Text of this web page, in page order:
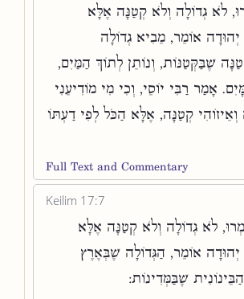
לֹא גְדוֹלָה וְלֹא קְטַנָּה אֶלָּא
יְהוּדָה אוֹמֵר, מֵבִיא גְדוֹלָה
שֶׁבַּקְּטַנּוֹת, וְנוֹתֵן לְתוֹךְ הַמַּיִם,
אָמַר רַבִּי יוֹסֵי, וְכִי מִי מוֹדִיעֵנִי
וְאֵיזוֹהִי קְטַנָּה, אֶלָּא הַכֹּל לְפִי דַעְתּוֹ
Full Text and Commentary
Keilim 17:7
לֹא גְדוֹלָה וְלֹא קְטַנָּה אֶלָּא
יְהוּדָה אוֹמֵר, הַגְּדוֹלָה שֶׁבְּאֶרֶץ
שֶׁבַּמְּדִינוֹת: